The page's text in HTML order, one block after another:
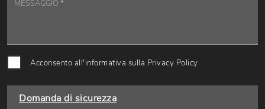
Acconsento all'informativa sulla Privacy Policy
Domanda di sicurezza